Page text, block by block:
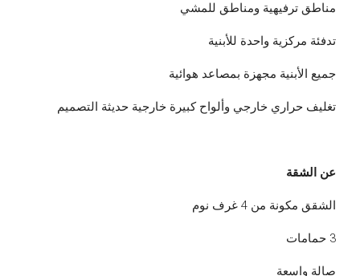
مناطق ترفيهية ومناطق للمشي
تدفئة مركزية واحدة للأبنية
جميع الأبنية مجهزة بمصاعد هوائية
تغليف حراري خارجي وألواح كبيرة خارجية حديثة التصميم
عن الشقة
الشقق مكونة من 4 غرف نوم
3 حمامات
صالة واسعة